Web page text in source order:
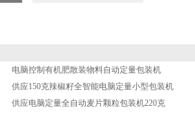
电脑控制有机肥散装物料自动定量包装机
供应150克辣椒籽全智能电脑定量小型包装机
供应电脑定量全自动麦片颗粒包装机220克